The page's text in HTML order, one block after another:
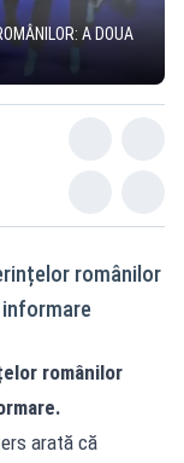
A DOUA
românilor
românilor
arată că